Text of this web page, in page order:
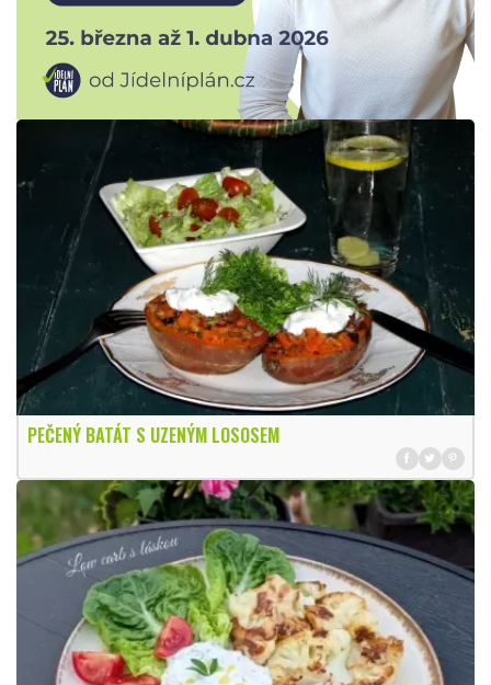
PEČENÝ BATÁT S UZENÝM LOSOSEM